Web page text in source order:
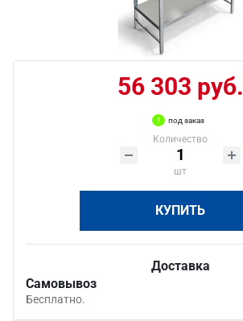
56 303 руб.
под заказ
Количество
шт
КУПИТЬ
Доставка
Самовывоз
Бесплатно.